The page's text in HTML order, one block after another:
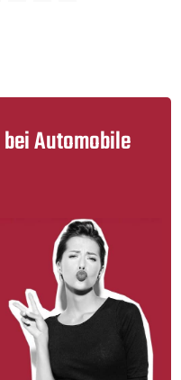
bei Automobile